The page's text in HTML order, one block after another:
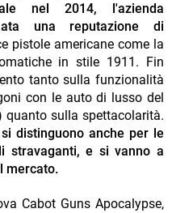
nel 2014, l'azienda
una reputazione di
pistole americane come la
in stile 1911. Fin
tanto sulla funzionalità
con le auto di lusso del
quanto sulla spettacolarità.
si distinguono anche per le
stravaganti, e si vanno a
mercato.
Cabot Guns Apocalypse,